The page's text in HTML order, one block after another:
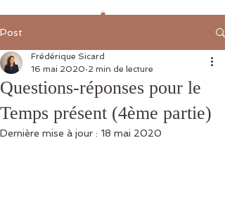
Post
Questions-réponses pour le
Temps présent (4ème partie)
Frédérique Sicard
16 mai 2020 2 min de lecture
Dernière mise à jour : 18 mai 2020